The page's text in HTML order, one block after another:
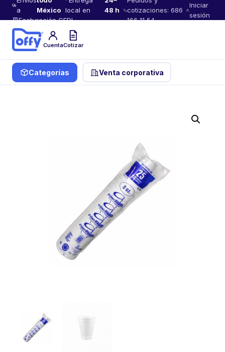
a
México local en
48 h
Facturación CFDI
cotizaciones: 686
166 11 54
Iniciar
sesión
CuentaCotizar
Categorías Venta corporativa